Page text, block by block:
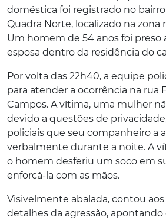
doméstica foi registrado no bairro
Quadra Norte, localizado na zona
Um homem de 54 anos foi preso
esposa dentro da residência do
Por volta das 22h40, a equipe
para atender a ocorrência na rua
Campos. A vítima, uma mulher
devido a questões de
policiais que seu companheiro a
verbalmente durante a noite. A
o homem desferiu um soco em
enforcá-la com as mãos.
Visivelmente abalada, contou aos
detalhes da agressão, apontando